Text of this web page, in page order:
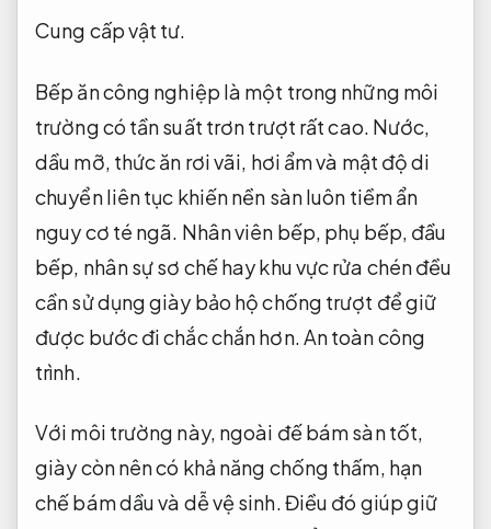
Cung cấp vật tư.
Bếp ăn công nghiệp là một trong những môi
trường có tần suất trơn trượt rất cao. Nước,
dầu mỡ, thức ăn rơi vãi, hơi ẩm và mật độ di
chuyển liên tục khiến nền sàn luôn tiềm ẩn
nguy cơ té ngã. Nhân viên bếp, phụ bếp, đầu
bếp, nhân sự sơ chế hay khu vực rửa chén đều
cần sử dụng giày bảo hộ chống trượt để giữ
được bước đi chắc chắn hơn.An toàn công
trình.
Với môi trường này, ngoài đế bám sàn tốt,
giày còn nên có khả năng chống thấm, hạn
chế bám dầu và dễ vệ sinh. Điều đó giúp giữ